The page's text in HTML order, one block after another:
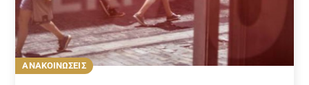
ΑΝΑΚΟΙΝΩΣΕΙΣ